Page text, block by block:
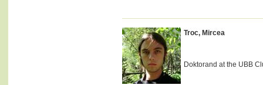
Troc, Mircea
Doktorand at the UBB